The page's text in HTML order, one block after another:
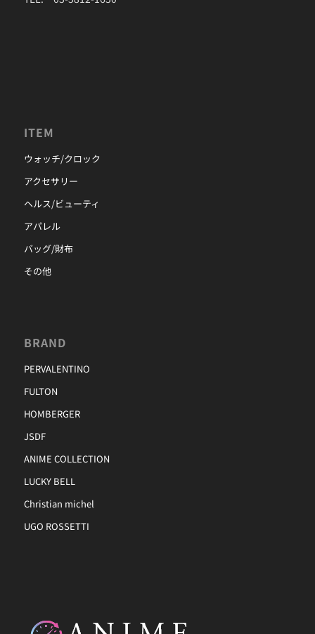
ITEM
ウォッチ/クロック
アクセサリー
ヘルス/ビューティ
アパレル
バッグ/財布
その他
BRAND
PERVALENTINO
FULTON
HOMBERGER
JSDF
ANIME COLLECTION
LUCKY BELL
Christian michel
UGO ROSSETTI